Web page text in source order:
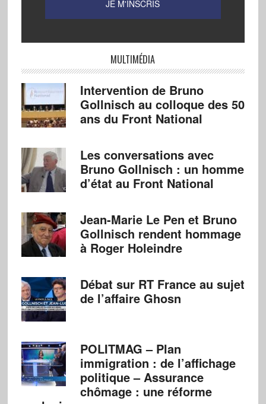
MULTIMÉDIA
Intervention de Bruno
Gollnisch au colloque des 50
ans du Front National
Les conversations avec
Bruno Gollnisch : un homme
d’état au Front National
Jean-Marie Le Pen et Bruno
Gollnisch rendent hommage
à Roger Holeindre
Débat sur RT France au sujet
de l’affaire Ghosn
POLITMAG – Plan
immigration : de l’affichage
politique – Assurance
chômage : une réforme